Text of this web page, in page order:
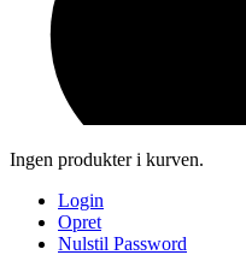
Ingen produkter i kurven.
Login
Opret
Nulstil Password